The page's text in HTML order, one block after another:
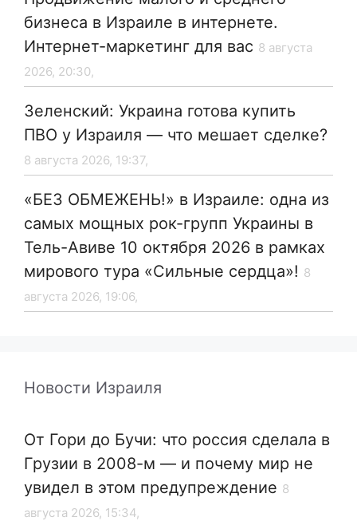
бизнеса в Израиле в интернете.
Интернет-маркетинг для вас 8 августа
2026, 20:30,
Зеленский: Украина готова купить
ПВО у Израиля — что мешает сделке?
8 августа 2026, 19:37,
«БЕЗ ОБМЕЖЕНЬ!» в Израиле: одна из
самых мощных рок-групп Украины в
Тель-Авиве 10 октября 2026 в рамках
мирового тура «Сильные сердца»! 8
августа 2026, 19:06,
Новости Израиля
От Гори до Бучи: что россия сделала в
Грузии в 2008-м — и почему мир не
увидел в этом предупреждение 8
августа 2026, 15:34,